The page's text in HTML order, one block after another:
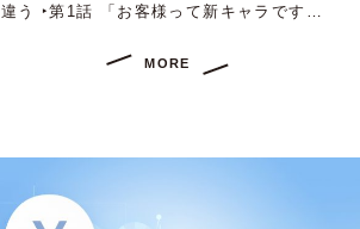
違う ‣第1話 「お客様って新キャラです…
MORE